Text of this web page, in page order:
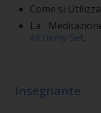
Come si Utilizza
La
Alchemy Set.
Insegnante